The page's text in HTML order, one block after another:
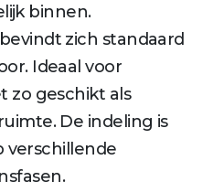
binnen.
zich standaard
Ideaal voor
zo geschikt als
De indeling is
verschillende